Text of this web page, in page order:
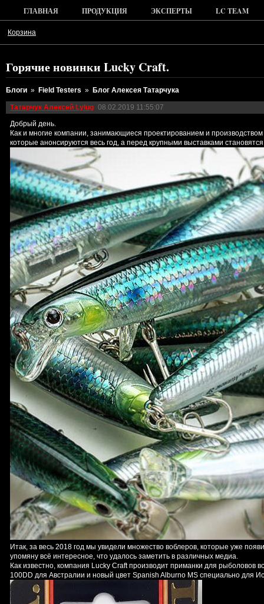
ГЛАВНАЯ ПРОДУКЦИЯ ЭКСПЕРТЫ LC TEAM
Корзина
Горячие новинки Lucky Craft.
Блоги » Field Testers » Блог Алексея Татарчука
Татарчук Алексей Lylug 08.02.2019 11:55:07
Добрый день.
Как и многие компании, занимающиеся проектированием и
которые анонсируются весь год, а перед крупными выставками
Итак, за весь 2018 год мы увидели множество воблеров, которые уже
упомяну всё интересное, что удалось заметить в различных медиа.
Как известно, компания Lucky Craft производит приманки для
100DD для Австралии и новый цвет Spanish Alburno MS специально для